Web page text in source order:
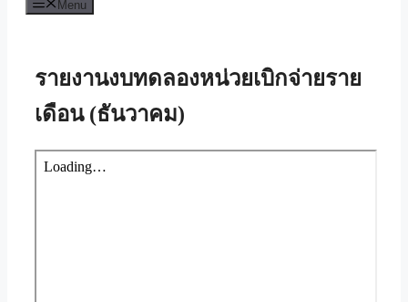
Menu
รายงานงบทดลองหน่วยเบิกจ่ายราย
เดือน (ธันวาคม)